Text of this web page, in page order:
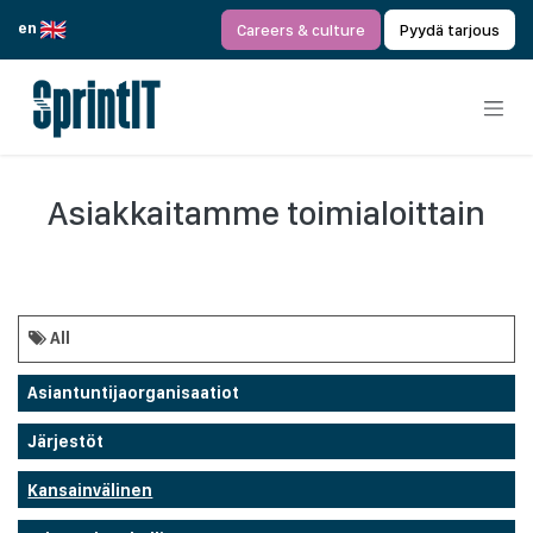
en
Careers & culture Pyydä tarjous
Asiakkaitamme toimialoittain
All
Asiantuntijaorganisaatiot
Järjestöt
Kansainvälinen